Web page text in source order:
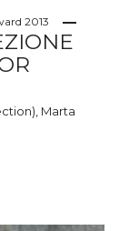
2013
Marta